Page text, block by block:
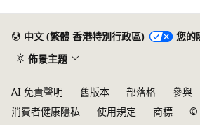
中文 (繁體 香港特別行政區)
您的
佈景主題
AI 免責聲明 舊版本 部落格 參與
消費者健康隱私
使用規定 商標 ©